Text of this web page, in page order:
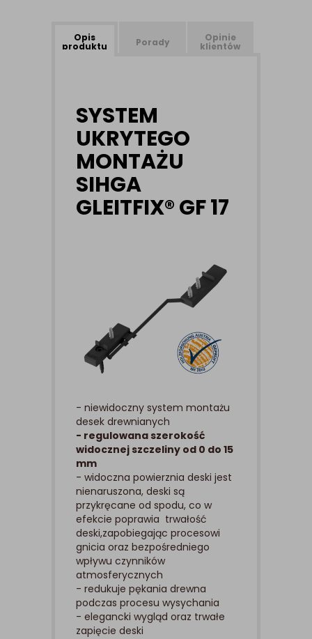
Opis
produktu Porady Opinie
klientów
SYSTEM
UKRYTEGO
MONTAŻU
SIHGA
GLEITFIX® GF 17
- niewidoczny system montażu
desek drewnianych
- regulowana szerokość
widocznej szczeliny od 0 do 15
mm
- widoczna powierznia deski jest
nienaruszona, deski są
przykręcane od spodu, co w
efekcie poprawia trwałość
deski,zapobiegając procesowi
gnicia oraz bezpośredniego
wpływu czynników
atmosferycznych
- redukuje pękania drewna
podczas procesu wysychania
- elegancki wygląd oraz trwałe
zapięcie deski